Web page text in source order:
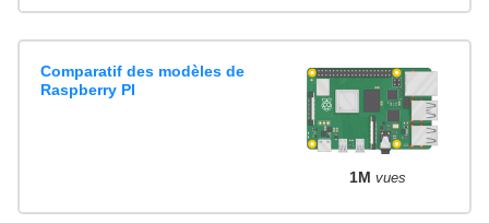
Comparatif des modèles de
Raspberry PI
1M vues